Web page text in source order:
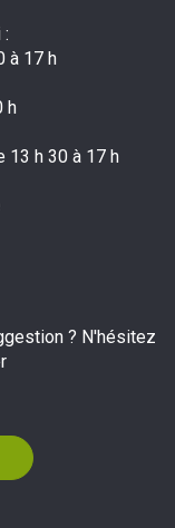
à 17 h
h
13 h 30 à 17 h
? N'hésitez